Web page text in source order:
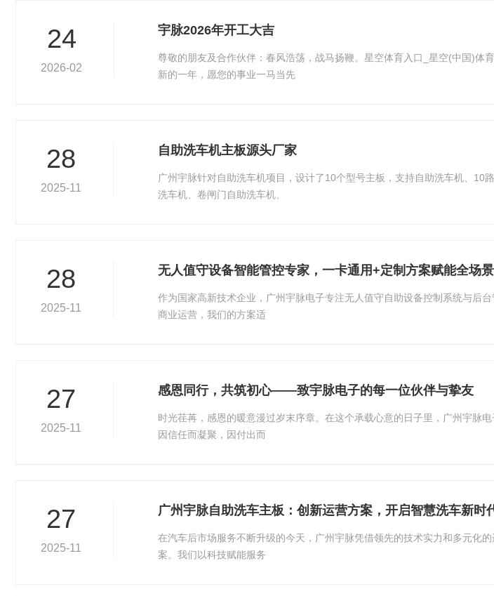
24
2026-02
宇脉2026年开工大吉
尊敬的朋友及合作伙伴：春风浩荡，战马扬鞭。星空体育入口_星空(中国)体
新的一年，愿您的事业一马当先
28
2025-11
自助洗车机主板源头厂家
广州宇脉针对自助洗车机项目，设计了10个型号主板，支持自助洗车机、
洗车机、卷闸门自助洗车机、
28
2025-11
无人值守设备智能管控专家，一卡通用+定制方案赋能全场
作为国家高新技术企业，广州宇脉电子专注无人值守自助设备控制系统与后
商业运营，我们的方案适
27
2025-11
感恩同行，共筑初心——致宇脉电子的每一位伙伴与挚友
时光荏苒，感恩的暖意漫过岁末序章。在这个承载心意的日子里，广州宇
因信任而凝聚，因付出而
27
2025-11
广州宇脉自助洗车主板：创新运营方案，开启智慧洗车新时
在汽车后市场服务不断升级的今天，广州宇脉凭借领先的技术实力和多元化
案。我们以科技赋能服务